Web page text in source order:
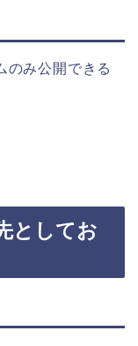
のみ公開できる
としてお